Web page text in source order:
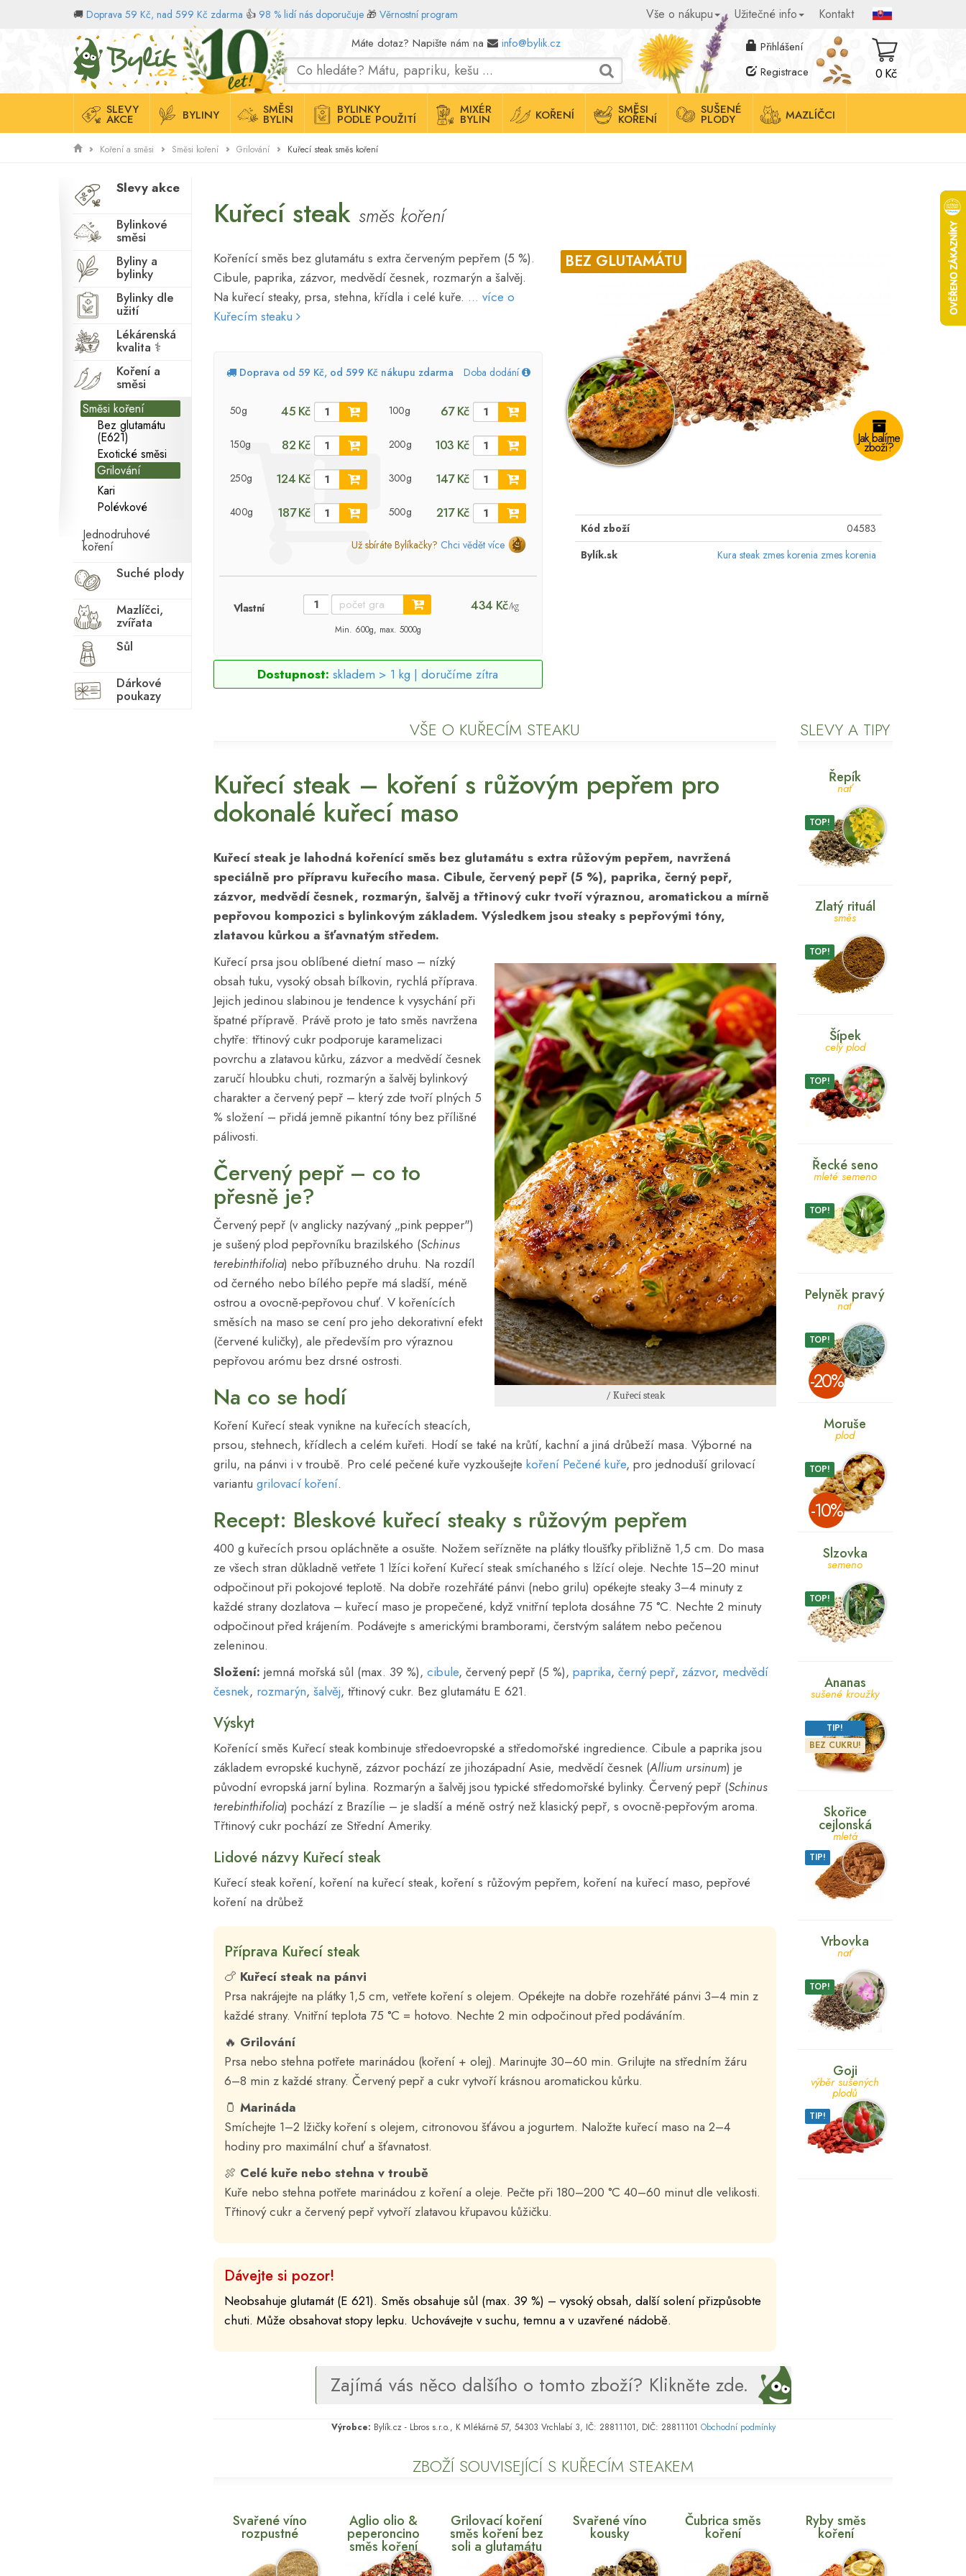
🚚 Doprava 59 Kč, nad 599 Kč zdarma 👍 98 % lidí nás doporučuje 🎁 Věrnostní program Vše o nákupu Užitečné info Kontakt
Domů Máte dotaz? Napište nám na info@bylik.cz
Přihlášení
Registrace
0 Kč
SLEVY
AKCE BYLINY SMĚSI
BYLIN
BYLINKY
PODLE POUŽITÍ
MIXÉR
BYLIN KOŘENÍ SMĚSI
KOŘENÍ
SUŠENÉ
PLODY MAZLÍČCI
Koření a směsi Směsi koření Grilování Kuřecí steak směs koření
Slevy akce
Bylinkové
směsi
Byliny a
bylinky
Bylinky dle
užití
Lékárenská
kvalita ⚕
Koření a
směsi
Směsi koření
Bez glutamátu
(E621)
Exotické směsi
Grilování
Kari
Polévkové
Jednodruhové
koření
Suché plody
Mazlíčci,
zvířata
Sůl
Dárkové
poukazy
Kuřecí steak směs koření
Kořenící směs bez glutamátu s extra červeným pepřem (5 %).
Cibule, paprika, zázvor, medvědí česnek, rozmarýn a šalvěj.
Na kuřecí steaky, prsa, stehna, křídla i celé kuře. ... více o
Kuřecím steaku
Doprava od 59 Kč, od 599 Kč nákupu zdarma Doba dodání
50g 45 Kč 100g 67 Kč
150g 82 Kč 200g 103 Kč
250g 124 Kč 300g 147 Kč
400g 187 Kč 500g 217 Kč
Už sbíráte Bylíkačky? Chci vědět více
Vlastní 434 Kč/kg
Min. 600g, max. 5000g
Dostupnost: skladem > 1 kg |doručíme zítra
BEZ GLUTAMÁTU
Jak balíme
zboží?
Kód zboží
04583
Bylík.sk
Kura steak zmes korenia zmes korenia
VŠE O KUŘECÍM STEAKU
Kuřecí steak – koření s růžovým pepřem pro
dokonalé kuřecí maso
Kuřecí steak je lahodná kořenící směs bez glutamátu s extra růžovým pepřem, navržená
speciálně pro přípravu kuřecího masa. Cibule, červený pepř (5 %), paprika, černý pepř,
zázvor, medvědí česnek, rozmarýn, šalvěj a třtinový cukr tvoří výraznou, aromatickou a mírně
pepřovou kompozici s bylinkovým základem. Výsledkem jsou steaky s pepřovými tóny,
zlatavou kůrkou a šťavnatým středem.
/ Kuřecí steak
Kuřecí prsa jsou oblíbené dietní maso – nízký
obsah tuku, vysoký obsah bílkovin, rychlá příprava.
Jejich jedinou slabinou je tendence k vysychání při
špatné přípravě. Právě proto je tato směs navržena
chytře: třtinový cukr podporuje karamelizaci
povrchu a zlatavou kůrku, zázvor a medvědí česnek
zaručí hloubku chuti, rozmarýn a šalvěj bylinkový
charakter a červený pepř – který zde tvoří plných 5
% složení – přidá jemně pikantní tóny bez přílišné
pálivosti.
Červený pepř – co to
přesně je?
Červený pepř (v anglicky nazývaný „pink pepper")
je sušený plod pepřovníku brazilského (Schinus
terebinthifolia) nebo příbuzného druhu. Na rozdíl
od černého nebo bílého pepře má sladší, méně
ostrou a ovocně-pepřovou chuť. V kořenících
směsích na maso se cení pro jeho dekorativní efekt
(červené kuličky), ale především pro výraznou
pepřovou arómu bez drsné ostrosti.
Na co se hodí
Koření Kuřecí steak vynikne na kuřecích steacích,
prsou, stehnech, křídlech a celém kuřeti. Hodí se také na krůtí, kachní a jiná drůbeží masa. Výborné na
grilu, na pánvi i v troubě. Pro celé pečené kuře vyzkoušejte koření Pečené kuře, pro jednoduší grilovací
variantu grilovací koření.
Recept: Bleskové kuřecí steaky s růžovým pepřem
400 g kuřecích prsou opláchněte a osušte. Nožem seřízněte na plátky tloušťky přibližně 1,5 cm. Do masa
ze všech stran důkladně vetřete 1 lžíci koření Kuřecí steak smíchaného s lžící oleje. Nechte 15–20 minut
odpočinout při pokojové teplotě. Na dobře rozehřáté pánvi (nebo grilu) opékejte steaky 3–4 minuty z
každé strany dozlatova – kuřecí maso je propečené, když vnitřní teplota dosáhne 75 °C. Nechte 2 minuty
odpočinout před krájením. Podávejte s americkými bramborami, čerstvým salátem nebo pečenou
zeleninou.
Složení: jemná mořská sůl (max. 39 %), cibule, červený pepř (5 %), paprika, černý pepř, zázvor, medvědí
česnek, rozmarýn, šalvěj, třtinový cukr. Bez glutamátu E 621.
Výskyt
Kořenící směs Kuřecí steak kombinuje středoevropské a středomořské ingredience. Cibule a paprika jsou
základem evropské kuchyně, zázvor pochází ze jihozápadní Asie, medvědí česnek (Allium ursinum) je
původní evropská jarní bylina. Rozmarýn a šalvěj jsou typické středomořské bylinky. Červený pepř (Schinus
terebinthifolia) pochází z Brazílie – je sladší a méně ostrý než klasický pepř, s ovocně-pepřovým aroma.
Třtinový cukr pochází ze Střední Ameriky.
Lidové názvy Kuřecí steak
Kuřecí steak koření, koření na kuřecí steak, koření s růžovým pepřem, koření na kuřecí maso, pepřové
koření na drůbež
Příprava Kuřecí steak
🍗 Kuřecí steak na pánvi
Prsa nakrájejte na plátky 1,5 cm, vetřete koření s olejem. Opékejte na dobře rozehřáté pánvi 3–4 min z
každé strany. Vnitřní teplota 75 °C = hotovo. Nechte 2 min odpočinout před podáváním.
🔥 Grilování
Prsa nebo stehna potřete marinádou (koření + olej). Marinujte 30–60 min. Grilujte na středním žáru
6–8 min z každé strany. Červený pepř a cukr vytvoří krásnou aromatickou kůrku.
🫙 Marináda
Smíchejte 1–2 lžičky koření s olejem, citronovou šťávou a jogurtem. Naložte kuřecí maso na 2–4
hodiny pro maximální chuť a šťavnatost.
🍖 Celé kuře nebo stehna v troubě
Kuře nebo stehna potřete marinádou z koření a oleje. Pečte při 180–200 °C 40–60 minut dle velikosti.
Třtinový cukr a červený pepř vytvoří zlatavou křupavou kůžičku.
Dávejte si pozor!
Neobsahuje glutamát (E 621). Směs obsahuje sůl (max. 39 %) – vysoký obsah, další solení přizpůsobte
chuti. Může obsahovat stopy lepku. Uchovávejte v suchu, temnu a v uzavřené nádobě.
SLEVY A TIPY
Řepík
nať
TOP!
Zlatý rituál
směs
TOP!
Šípek
celý plod
TOP!
Řecké seno
mleté semeno
TOP!
Pelyněk pravý
nať
TOP!
­-20%
Moruše
plod
TOP!
­-10%
Slzovka
semeno
TOP!
Ananas
sušené kroužky
TIP!
BEZ CUKRU!
Skořice
cejlonská
mletá
TIP!
Vrbovka
nať
TOP!
Goji
výběr sušených
plodů
TIP!
Zajímá vás něco dalšího o tomto zboží? Klikněte zde.
Výrobce: Bylík.cz - Lbros s.r.o., K Mlékárně 57, 54303 Vrchlabí 3, IČ: 28811101, DIČ: 28811101 Obchodní podmínky
ZBOŽÍ SOUVISEJÍCÍ S KUŘECÍM STEAKEM
Svařené víno
rozpustné
Aglio olio &
peperoncino
směs koření
Grilovací koření
směs koření bez
soli a glutamátu
Svařené víno
kousky
Čubrica směs
koření
Ryby směs
koření